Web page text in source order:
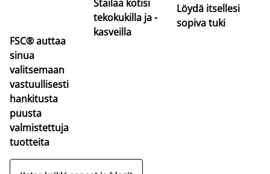
FSC® auttaa
sinua
valitsemaan
vastuullisesti
hankitusta
puusta
valmistettuja
tuotteita
Stailaa kotisi
tekokukilla ja -
kasveilla
Löydä itsellesi
sopiva tuki